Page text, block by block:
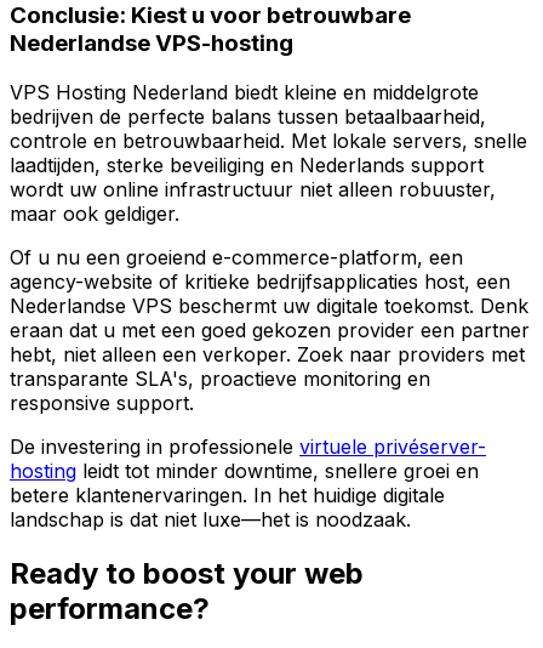
Conclusie: Kiest u voor betrouwbare
Nederlandse VPS-hosting
VPS Hosting Nederland biedt kleine en middelgrote
bedrijven de perfecte balans tussen betaalbaarheid,
controle en betrouwbaarheid. Met lokale servers, snelle
laadtijden, sterke beveiliging en Nederlands support
wordt uw online infrastructuur niet alleen robuuster,
maar ook geldiger.
Of u nu een groeiend e-commerce-platform, een
agency-website of kritieke bedrijfsapplicaties host, een
Nederlandse VPS beschermt uw digitale toekomst. Denk
eraan dat u met een goed gekozen provider een partner
hebt, niet alleen een verkoper. Zoek naar providers met
transparante SLA's, proactieve monitoring en
responsive support.
De investering in professionele virtuele privéserver-
hosting leidt tot minder downtime, snellere groei en
betere klantenervaringen. In het huidige digitale
landschap is dat niet luxe—het is noodzaak.
Ready to boost your web
performance?